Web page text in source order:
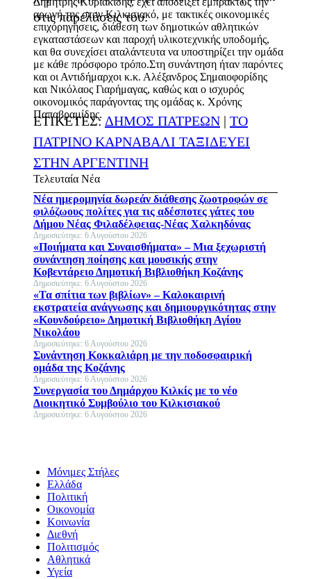
αρωγή της στον Κιλκισιακό, με τακτικές οικονομικές
επιχορηγήσεις, διάθεση των δημοτικών αθλητικών
εγκαταστάσεων και παροχή υλικοτεχνικής υποδομής,
και θα συνεχίσει αταλάντευτα να υποστηρίζει την ομάδα
με κάθε πρόσφορο τρόπο.Στη συνάντηση ήταν παρόντες
και οι Αντιδήμαρχοι κ.κ. Αλέξανδρος Σημαιοφορίδης
και Νικόλαος Γιαρήμαγας, καθώς και ο ισχυρός
οικονομικός παράγοντας της ομάδας κ. Χρόνης
Παπαβραμίδης.
στις παρελάσεις του.
ΕΤΙΚΕΤΕΣ: ΔΗΜΟΣ ΠΑΤΡΕΩΝ | ΤΟ
ΠΑΤΡΙΝΟ ΚΑΡΝΑΒΑΛΙ ΤΑΞΙΔΕΥΕΙ
ΣΤΗΝ ΑΡΓΕΝΤΙΝΗ
Τελευταία Νέα
Νέα ημερομηνία δωρεάν διάθεσης ζωοτροφών σε
φιλόζωους πολίτες για τις αδέσποτες γάτες του
Δήμου Νέας Φιλαδέλφειας-Νέας Χαλκηδόνας
Δημοσιεύτηκε: 6 Αυγούστου 2026
«Ποιήματα και Συναισθήματα» – Μια ξεχωριστή
συνάντηση ποίησης και μουσικής στην
Κοβεντάρειο Δημοτική Βιβλιοθήκη Κοζάνης
Δημοσιεύτηκε: 6 Αυγούστου 2026
«Τα σπίτια των βιβλίων» – Καλοκαιρινή
εκστρατεία ανάγνωσης και δημιουργικότητας στην
«Κουνδούρειο» Δημοτική Βιβλιοθήκη Αγίου
Νικολάου
Δημοσιεύτηκε: 6 Αυγούστου 2026
Συνάντηση Κοκκαλιάρη με την ποδοσφαιρική
ομάδα της Κοζάνης
Δημοσιεύτηκε: 6 Αυγούστου 2026
Συνεργασία του Δημάρχου Κιλκίς με το νέο
Διοικητικό Συμβούλιο του Κιλκισιακού
Δημοσιεύτηκε: 6 Αυγούστου 2026
Μόνιμες Στήλες
Ελλάδα
Πολιτική
Οικονομία
Κοινωνία
Διεθνή
Πολιτισμός
Αθλητικά
Υγεία